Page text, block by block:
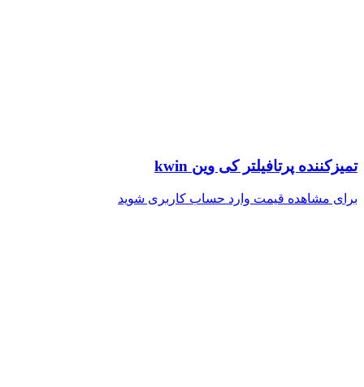
تمیزکننده پرتافیلتر کی وین kwin
برای مشاهده قیمت وارد حساب کاربری شوید